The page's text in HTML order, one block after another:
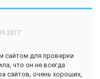
данный момент
о деятельности
сомнения.
сайтом для проверки
что он не всегда
сайтов, очень хороших,